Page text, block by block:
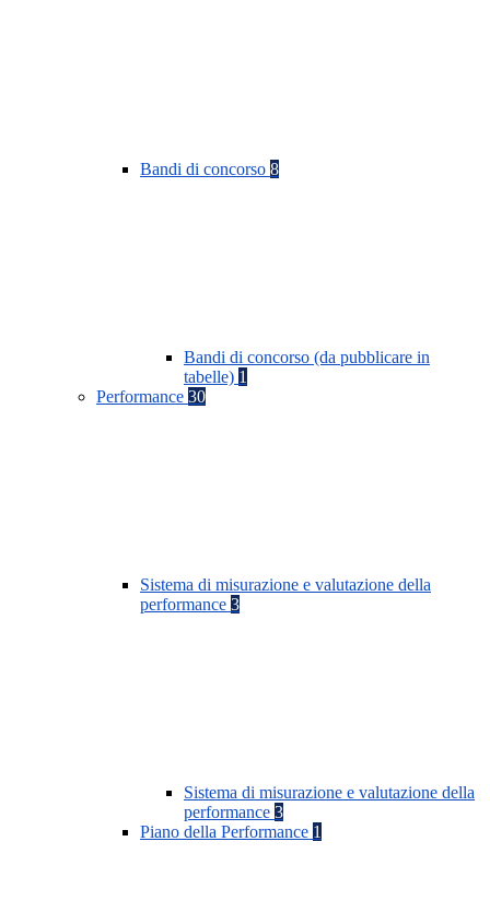
Bandi di concorso 8
Bandi di concorso (da pubblicare in
tabelle) 1
Performance 30
Sistema di misurazione e valutazione della
performance 3
Sistema di misurazione e valutazione della
performance 3
Piano della Performance 1